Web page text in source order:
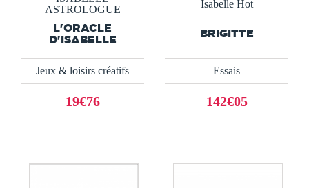
ASTROLOGUE
L'ORACLE
D'ISABELLE
Jeux & loisirs créatifs
19€76
Isabelle Hot
BRIGITTE
Essais
142€05